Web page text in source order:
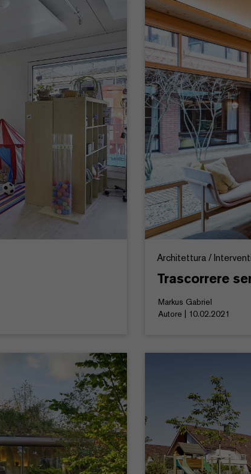
Architettura /
Trascorrere
Markus Gabriel
Autore | 10.02.2021